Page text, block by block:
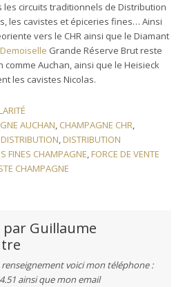
circuits traditionnels de Distribution
les cavistes et épiceries fines… Ainsi
vers le CHR ainsi que le Diamant
Grande Réserve Brut reste
comme Auchan, ainsi que le Heisieck
les cavistes Nicolas.
AUCHAN, CHAMPAGNE CHR,
, DISTRIBUTION
FINES CHAMPAGNE, FORCE DE VENTE
CHAMPAGNE
par Guillaume
voici mon téléphone :
ainsi que mon email